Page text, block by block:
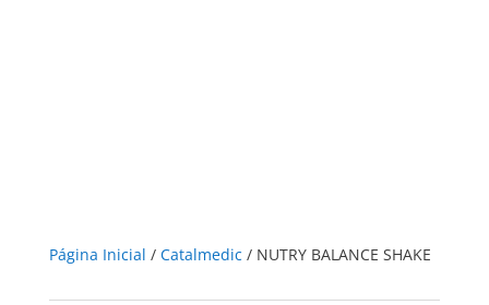
Página Inicial / Catalmedic / NUTRY BALANCE SHAKE